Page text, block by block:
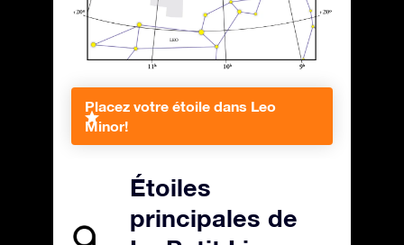
Placez votre étoile dans Leo
Minor!
Étoiles
principales de